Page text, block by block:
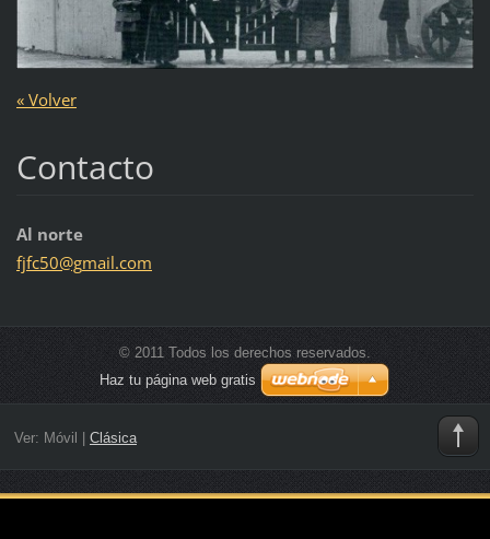
« Volver
Contacto
Al norte
fjfc50@gmail.com
© 2011 Todos los derechos reservados.
Haz tu página web gratis
Ver: Móvil | Clásica